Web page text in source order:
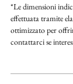
*Le dimensioni
effettuata tramite
ottimizzato per
contattarci se